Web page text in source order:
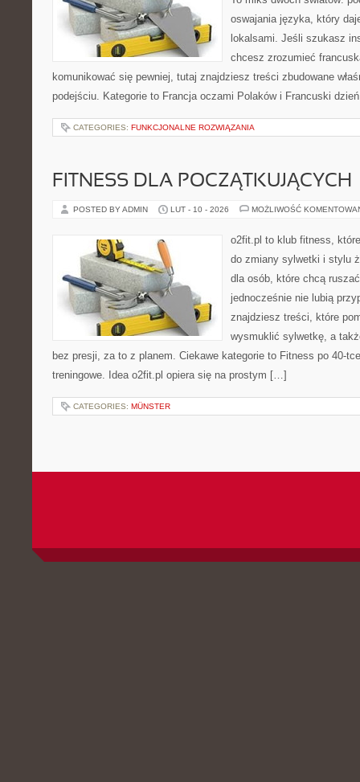
oswajania języka, który
lokalsami. Jeśli szukasz
chcesz zrozumieć
komunikować się pewniej, tutaj znajdziesz treści zbudowane
podejściu. Kategorie to Francja oczami Polaków i Francuski
CATEGORIES: FUNKCJONALNE ROZWIĄZANIA
FITNESS DLA POCZĄTKUJĄCYCH
POSTED BY ADMIN LUT - 10 - 2026 MOŻLIWOŚĆ
o2fit.pl to klub fitness,
do zmiany sylwetki i stylu
dla osób, które chcą
jednocześnie nie lubią
znajdziesz treści, które
wysmuklić sylwetkę, a
bez presji, za to z planem. Ciekawe kategorie to Fitness po 40-
treningowe. Idea o2fit.pl opiera się na prostym […]
CATEGORIES: MÜNSTER